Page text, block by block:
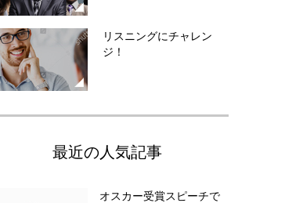
リスニングにチャレン
ジ！
最近の人気記事
オスカー受賞スピーチで